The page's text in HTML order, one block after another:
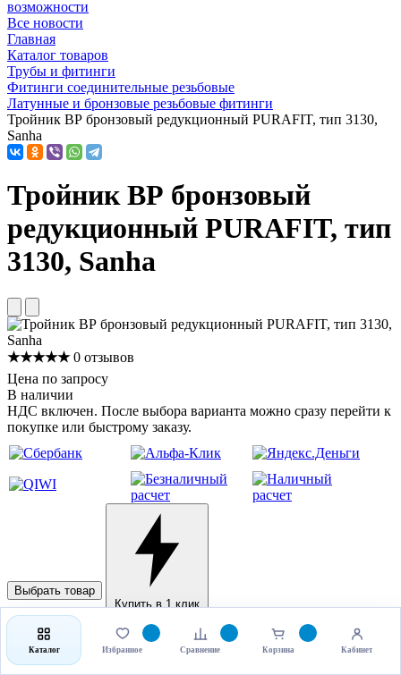
возможности
Все новости
Главная
Каталог товаров
Трубы и фитинги
Фитинги соединительные резьбовые
Латунные и бронзовые резьбовые фитинги
Тройник ВР бронзовый редукционный PURAFIT, тип 3130,
Sanha
Тройник ВР бронзовый
редукционный PURAFIT, тип
3130, Sanha
★★★★★ 0 отзывов
Цена по запросу
В наличии
НДС включен. После выбора варианта можно сразу перейти к
покупке или быстрому заказу.
Выбрать товар
Купить в 1 клик
Каталог Избранное Сравнение Корзина Кабинет